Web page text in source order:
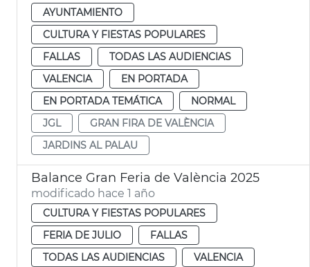
AYUNTAMIENTO
CULTURA Y FIESTAS POPULARES
FALLAS
TODAS LAS AUDIENCIAS
VALENCIA
EN PORTADA
EN PORTADA TEMÁTICA
NORMAL
JGL
GRAN FIRA DE VALÈNCIA
JARDINS AL PALAU
Balance Gran Feria de València 2025
modificado hace 1 año
CULTURA Y FIESTAS POPULARES
FERIA DE JULIO
FALLAS
TODAS LAS AUDIENCIAS
VALENCIA